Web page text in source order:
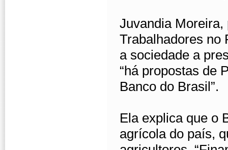
Juvandia
Trabalhadores no
a sociedade a
“há propostas de
Banco do Brasil”.
Ela explica que o
agrícola do país,